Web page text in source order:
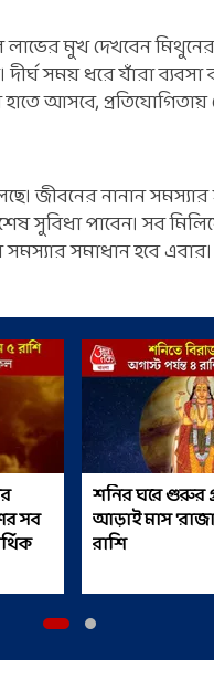
মুখ দেখবেন
সময় ধরে যাঁরা
আসবে, প্রতিযোগিতায়
নানান সমস্যার
সুবিধা পাবেন। সব
সমস্যার সমাধান হবে
সব
শনির ঘরে গুরুর
আড়াই মাস
রাশি